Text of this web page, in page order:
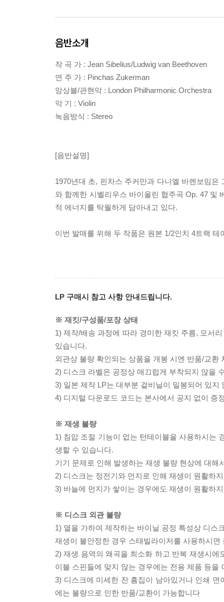
음반소개
작 곡 가 : Jean Sibelius/Ludwig van Beethoven
연 주 가 : Pinchas Zukerman
앙상블/관현악 : London Philharmonic Orchestra
악 기 : Violin
녹음방식 : Stereo
[음반설명]
1970년대 초, 핀차스 주커만과 다니엘 바렌보임
와 함께한 시벨리우스 바이올린 협주곡 Op. 47 및
적 에너지를 탁월하게 담아내고 있다.
이번 발매를 위해 두 작품은 원본 1/2인치 4트랙
LP 구매시 참고 사항 안내드립니다.
※ 재킷/구성품/포장 상태
1) 제작/배송 과정에 따라 경미한 재킷 주름, 모서
있습니다.
외관상 불량 확인되는 상품을 개봉 시엔 반품/교환
2) 디스크 라벨은 공정상 매끄럽게 부착되지 않을
3) 일본 제작 LP는 대부분 겉비닐이 밀봉되어 있지
4) 디지털 다운로드 코드는 본사에서 공지 없이 증
※ 재생 불량
1) 침압 조절 기능이 없는 턴테이블을 사용하시는
생할 수 있습니다.
기기 문제로 인해 발생하는 재생 불량 현상에 대
2) 디스크는 정전기와 먼지로 인해 재생이 원활하
3) 바늘에 먼지가 쌓이는 경우에도 재생이 원활하
※ 디스크 외관 불량
1) 열을 가하여 제작하는 바이닐 공정 특성상 디스
재생이 불안정한 경우 스태빌라이저를 사용하시
2) 재생 음역의 왜곡을 최소화 하고 반복 재생시
이블 스핀들에 맞지 않는 경우에는 전용 제품 등
3) 디스크에 미세한 잔 흠집이 남아있거나 인쇄
에는 불량으로 인한 반품/교환이 가능합니다